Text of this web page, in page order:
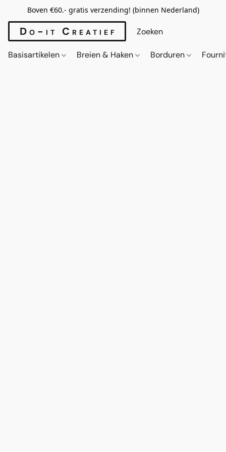
Boven €60.- gratis verzending! (binnen Nederland)
Do-it Creatief
Basisartikelen Breien & Haken Borduren